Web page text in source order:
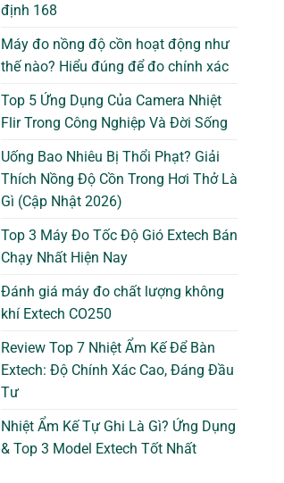
định 168
Máy đo nồng độ cồn hoạt động như
thế nào? Hiểu đúng để đo chính xác
Top 5 Ứng Dụng Của Camera Nhiệt
Flir Trong Công Nghiệp Và Đời Sống
Uống Bao Nhiêu Bị Thổi Phạt? Giải
Thích Nồng Độ Cồn Trong Hơi Thở Là
Gì (Cập Nhật 2026)
Top 3 Máy Đo Tốc Độ Gió Extech Bán
Chạy Nhất Hiện Nay
Đánh giá máy đo chất lượng không
khí Extech CO250
Review Top 7 Nhiệt Ẩm Kế Để Bàn
Extech: Độ Chính Xác Cao, Đáng Đầu
Tư
Nhiệt Ẩm Kế Tự Ghi Là Gì? Ứng Dụng
& Top 3 Model Extech Tốt Nhất